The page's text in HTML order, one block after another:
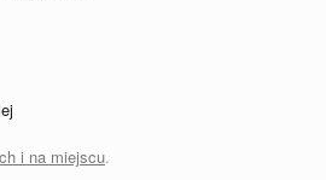
i na miejscu.